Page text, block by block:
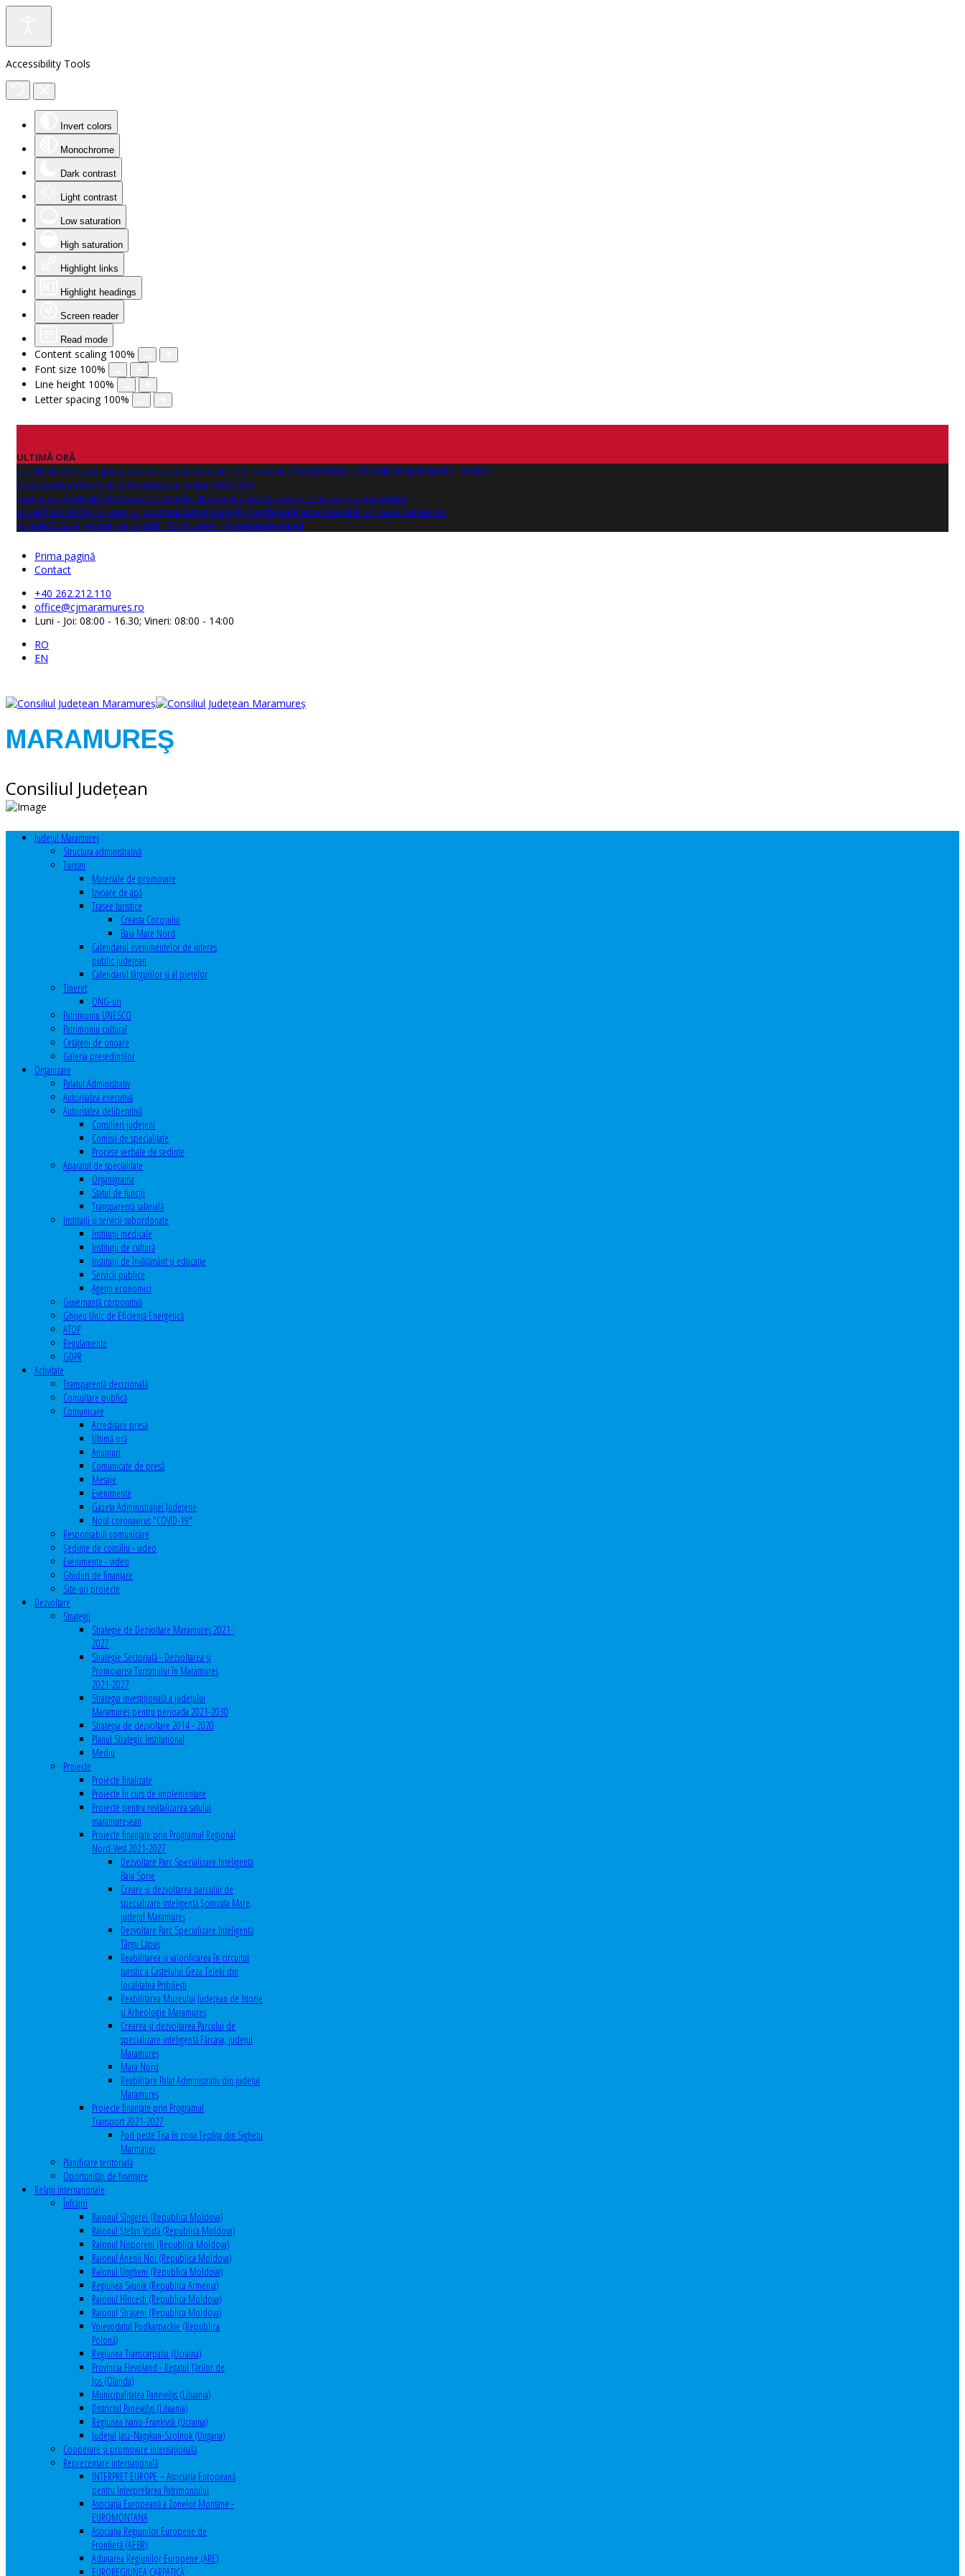
Accessibility Tools
Invert colors
Monochrome
Dark contrast
Light contrast
Low saturation
High saturation
Highlight links
Highlight headings
Screen reader
Read mode
Content scaling 100%
Font size 100%
Line height 100%
Letter spacing 100%
ULTIMĂ ORĂ
Lucrări de montare grinzi prefabricate la obiectivul de investitie PASAJ CLUBUL VĂCARILOR (BAIA MARE - RECEA)
Programul pentru școli al României an școlar 2024-2025
Cărțile de identitate electronice și simple, disponibile din 10 iunie și în municipiul Baia Mare
ANUNŢ IMPORTANT! Consiliul Județean Maramureș își desfășoară activitatea într-un sediu temporar.
Numărul 262 al revistei de cultură "Nord Literar" își așteaptă cititorii
Prima pagină
Contact
+40 262.212.110
office@cjmaramures.ro
Luni - Joi: 08:00 - 16.30; Vineri: 08:00 - 14:00
RO
EN
MARAMUREŞ
Consiliul Judeţean
Judeţul Maramureş
Structura administrativă
Turism
Materiale de promovare
Izvoare de apă
Trasee turistice
Creasta Cocoșului
Baia Mare Nord
Calendarul evenimentelor de interes
public judeţean
Calendarul târgurilor şi al pieţelor
Tineret
ONG-uri
Patrimoniu UNESCO
Patrimoniu cultural
Cetăţeni de onoare
Galeria președinților
Organizare
Palatul Administrativ
Autoritatea executivă
Autoritatea deliberativă
Consilieri judeţeni
Comisii de specialitate
Procese verbale de sedinte
Aparatul de specialitate
Organigrama
Statul de funcții
Transparență salarială
Instituţii şi servicii subordonate
Instituţii medicale
Instituţii de cultură
Instituţii de învăţământ şi educaţie
Servicii publice
Agenţi economici
Guvernanță corporativă
Ghişeu Unic de Eficienţă Energetică
ATOP
Regulamente
GDPR
Activitate
Transparenţă decizională
Consultare publică
Comunicare
Acreditare presă
Ultimă oră
Anunţuri
Comunicate de presă
Mesaje
Evenimente
Gazeta Administraţiei Judeţene
Noul coronavirus "COVID-19"
Responsabili comunicare
Şedinţe de consiliu - video
Evenimente - video
Ghiduri de finanţare
Site-uri proiecte
Dezvoltare
Strategii
Strategie de Dezvoltare Maramureș 2021-
2027
Strategie Sectorială - Dezvoltarea și
Promovarea Turismului în Maramureș
2021-2027
Strategia investiţională a județului
Maramureș pentru perioada 2021-2030
Strategia de dezvoltare 2014 - 2020
Planul Strategic Instituţional
Mediu
Proiecte
Proiecte finalizate
Proiecte în curs de implementare
Proiecte pentru revitalizarea satului
maramureşean
Proiecte finanțate prin Programul Regional
Nord-Vest 2021-2027
Dezvoltare Parc Specializare Inteligentă
Baia Sprie
Creare și dezvoltarea parcului de
specializare inteligentă Șomcuta Mare,
județul Maramureș
Dezvoltare Parc Specializare Inteligentă
Târgu Lăpuș
Reabilitarea și valorificarea în circuitul
turistic a Castelului Geza Teleki din
localitatea Pribilești
Reabilitarea Muzeului Județean de Istorie
și Arheologie Maramureș
Crearea și dezvoltarea Parcului de
specializare inteligentă Fărcașa, județul
Maramureș
Mara Nord
Reabilitare Palat Administrativ din județul
Maramureș
Proiecte finanțate prin Programul
Transport 2021-2027
Pod peste Tisa în zona Teplița din Sighetu
Marmației
Planificare teritorială
Oportunităţi de finanţare
Relaţii internaţionale
Înfrăţiri
Raionul Sîngerei (Republica Moldova)
Raionul Ștefan Vodă (Republica Moldova)
Raionul Nisporeni (Republica Moldova)
Raionul Anenii Noi (Republica Moldova)
Raionul Ungheni (Republica Moldova)
Regiunea Syunik (Republica Armenia)
Raionul Hîncești (Republica Moldova)
Raionul Străşeni (Republica Moldova)
Voievodatul Podkarpackie (Republica
Polonă)
Regiunea Transcarpatia (Ucraina)
Provincia Flevoland - Regatul Ţărilor de
Jos (Olanda)
Municipalitatea Panevėžys (Lituania)
Districtul Panevėžys (Lituania)
Regiunea Ivano-Frankivsk (Ucraina)
Judeţul Jasz-Nagykun-Szolnok (Ungaria)
Cooperare şi promovare internaţională
Reprezentare internaţională
INTERPRET EUROPE – Asociația Europeană
pentru Interpretarea Patrimoniului
Asociația Europeană a Zonelor Montane -
EUROMONTANA
Asociația Regiunilor Europene de
Frontieră (AEBR)
Adunarea Regiunilor Europene (ARE)
EUROREGIUNEA CARPATICĂ